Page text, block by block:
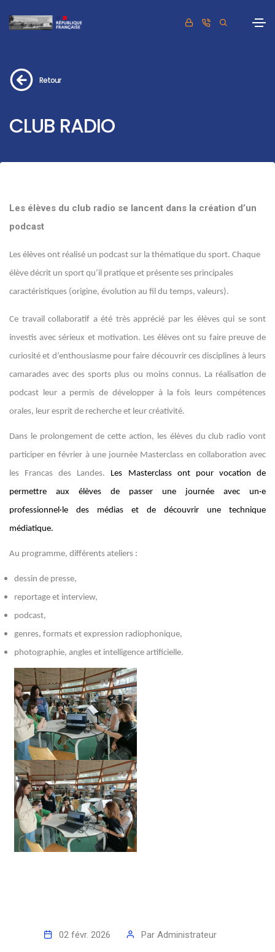
Retour
CLUB RADIO
Les élèves du club radio se lancent dans la création d’un
podcast
Les élèves ont réalisé un podcast sur la thématique du sport. Chaque
élève décrit un sport qu’il pratique et présente ses principales
caractéristiques (origine, évolution au fil du temps, valeurs).
Ce travail collaboratif a été très apprécié par les élèves qui se sont
investis avec sérieux et motivation. Les élèves ont su faire preuve de
curiosité et d’enthousiasme pour faire découvrir ces disciplines à leurs
camarades avec des sports plus ou moins connus. La réalisation de
podcast leur a permis de développer à la fois leurs compétences
orales, leur esprit de recherche et leur créativité.
Dans le prolongement de cette action, les élèves du club radio vont
participer en février à une journée Masterclass en collaboration avec
les Francas des Landes. Les Masterclass ont pour vocation de
permettre aux élèves de passer une journée avec un·e
professionnel·le des médias et de découvrir une technique
médiatique.
Au programme, différents ateliers :
dessin de presse,
reportage et interview,
podcast,
genres, formats et expression radiophonique,
photographie, angles et intelligence artificielle.
02 févr. 2026 Par Administrateur